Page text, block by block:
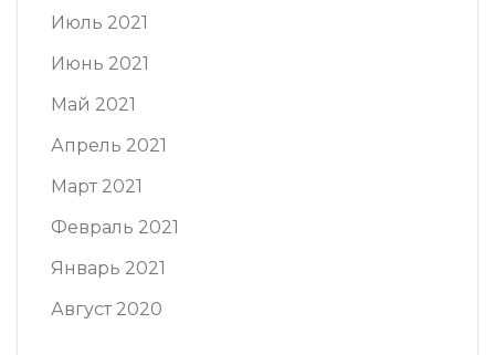
Июль 2021
Июнь 2021
Май 2021
Апрель 2021
Март 2021
Февраль 2021
Январь 2021
Август 2020